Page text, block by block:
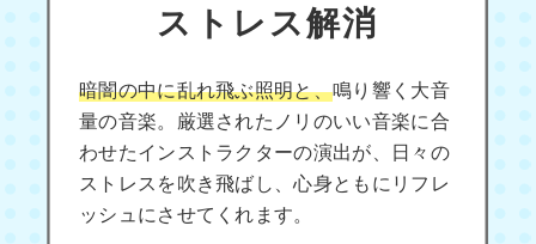
ストレス解消
暗闇の中に乱れ飛ぶ照明と、鳴り響く大音
量の音楽。厳選されたノリのいい音楽に合
わせたインストラクターの演出が、日々の
ストレスを吹き飛ばし、心身ともにリフレ
ッシュにさせてくれます。